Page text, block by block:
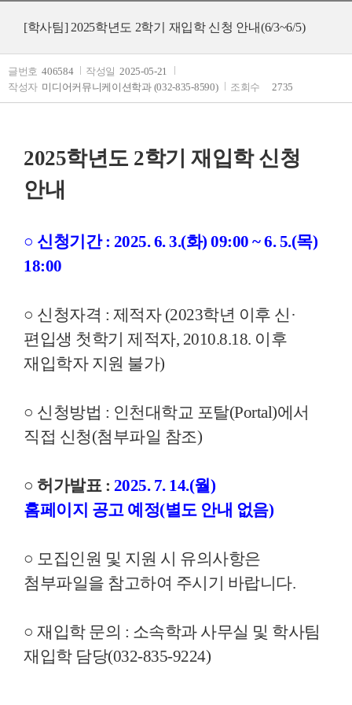
[학사팀] 2025학년도 2학기 재입학 신청 안내(6/3~6/5)
글번호 406584 작성일 2025-05-21
작성자 미디어커뮤니케이션학과 (032-835-8590) 조회수 2735
2025학년도 2학기 재입학 신청
안내
○ 신청기간 : 2025. 6. 3.(화) 09:00 ~ 6. 5.(목)
18:00
○ 신청자격 : 제적자 (2023학년 이후 신·
편입생 첫학기 제적자, 2010.8.18. 이후
재입학자 지원 불가)
○ 신청방법 : 인천대학교 포탈(Portal)에서
직접 신청(첨부파일 참조)
○ 허가발표 : 2025. 7. 14.(월)
홈페이지 공고 예정(별도 안내 없음)
○ 모집인원 및 지원 시 유의사항은
첨부파일을 참고하여 주시기 바랍니다.
○ 재입학 문의 : 소속학과 사무실 및 학사팀
재입학 담당(032-835-9224)